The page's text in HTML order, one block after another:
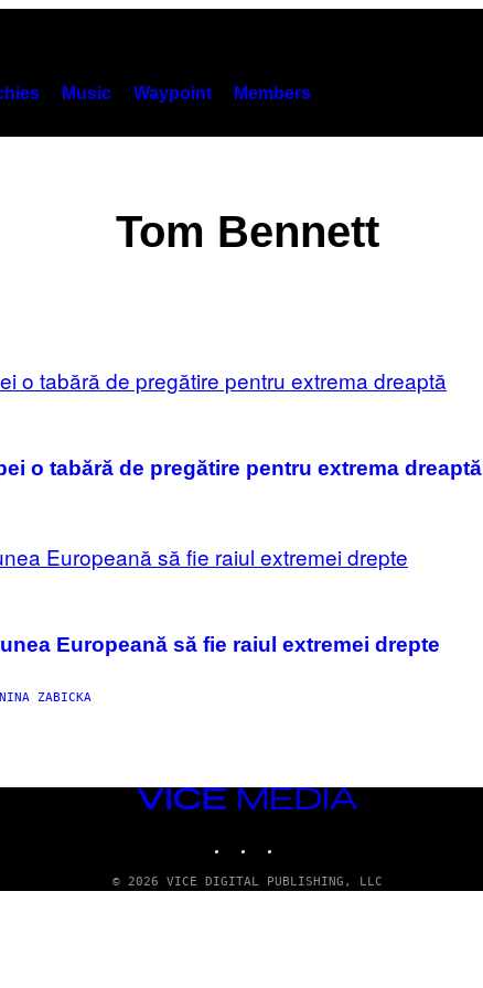
Music Waypoint Members
Tom Bennett
o tabără de pregătire pentru extrema dreaptă
Europeană să fie raiul extremei drepte
NINA ZABICKA
VICE
© 2026 VICE DIGITAL PUBLISHING, LLC